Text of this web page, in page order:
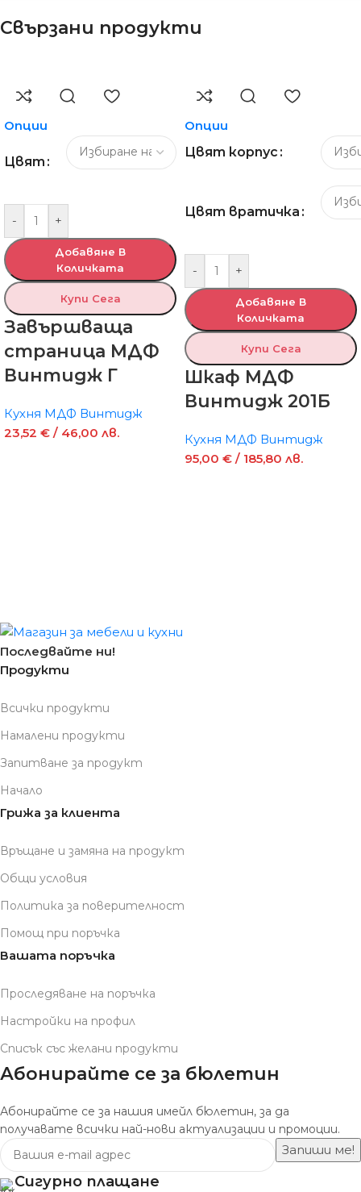
Свързани продукти
Опции
Цвят
- +
Добавяне В
Количката
Купи Сега
Завършваща
страница МДФ
Винтидж Г
Кухня МДФ Винтидж
23,52 € / 46,00 лв.
Опции
Цвят корпус
Цвят вратичка
- +
Добавяне В
Количката
Купи Сега
Шкаф МДФ
Винтидж 201Б
Кухня МДФ Винтидж
95,00 € / 185,80 лв.
Последвайте ни!
Продукти
Всички продукти
Намалени продукти
Запитване за продукт
Начало
Грижа за клиента
Връщане и замяна на продукт
Общи условия
Политика за поверителност
Помощ при поръчка
Вашата поръчка
Проследяване на поръчка
Настройки на профил
Списък със желани продукти
Абонирайте се за бюлетин
Абонирайте се за нашия имейл бюлетин, за да
получавате всички най-нови актуализации и промоции.
Сигурно плащане